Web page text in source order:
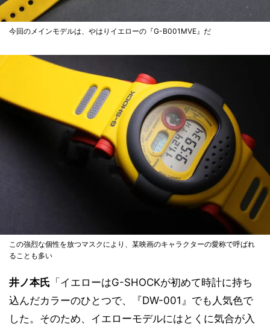
今回のメインモデルは、やはりイエローの『G-B001MVE』だ
この強烈な個性を放つマスクにより、某映画のキャラクターの愛称で呼ばれ
ることも多い
井ノ本氏 「イエローはG-SHOCKが初めて時計に持ち
込んだカラーのひとつで、『DW-001』でも人気色で
した。そのため、イエローモデルにはとくに気合が入